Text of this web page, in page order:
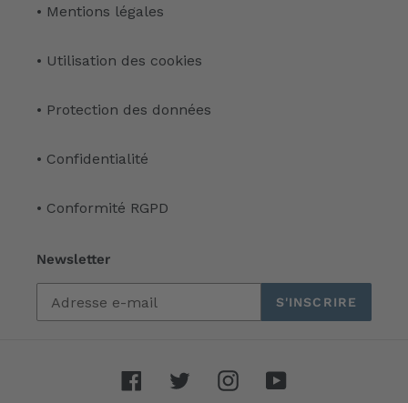
• Mentions légales
• Utilisation des cookies
• Protection des données
• Confidentialité
• Conformité RGPD
Newsletter
S'INSCRIRE
FacebookTwitterInstagram